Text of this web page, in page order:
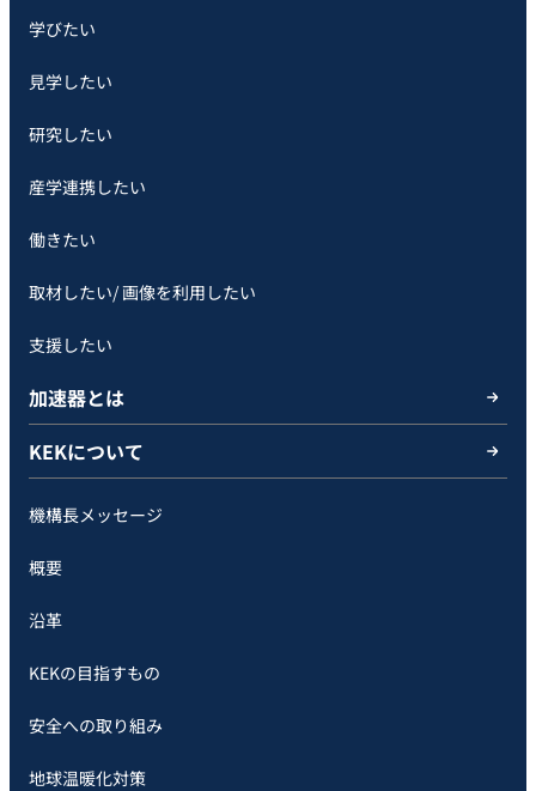
学びたい
見学したい
研究したい
産学連携したい
働きたい
取材したい/ 画像を利用したい
支援したい
加速器とは
KEKについて
機構長メッセージ
概要
沿革
KEKの目指すもの
安全への取り組み
地球温暖化対策